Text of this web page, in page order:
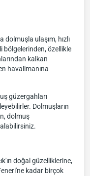
ulaşım, hızlı
bölgelerinden, özellikle
kalkan
havalimanına
güzergahları
Dolmuşların
dolmuş
doğal güzelliklerine,
kadar birçok